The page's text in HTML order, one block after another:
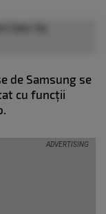
de Samsung se
cu funcții